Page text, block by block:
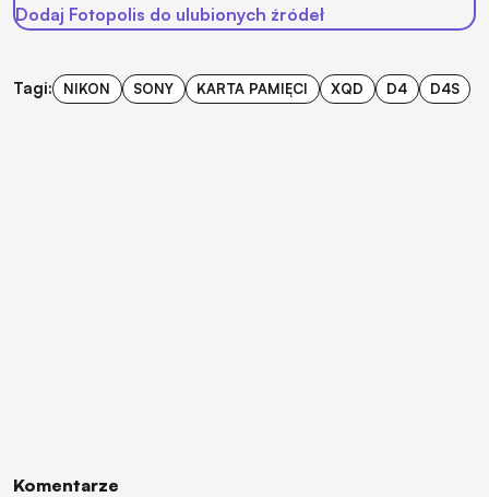
Dodaj Fotopolis do ulubionych źródeł
Tagi: NIKON SONY KARTA PAMIĘCI XQD D4 D4S
Komentarze